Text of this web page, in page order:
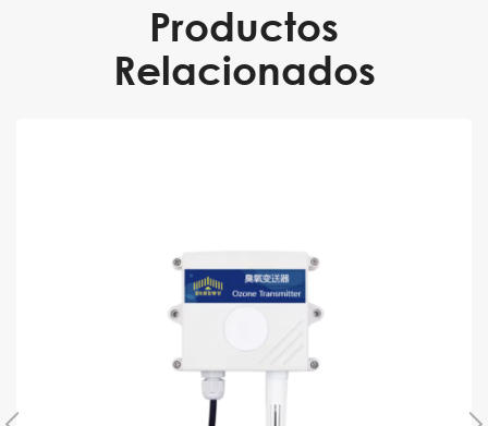
Productos
Relacionados